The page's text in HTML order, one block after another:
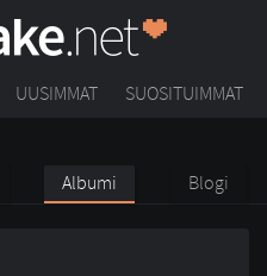
UUSIMMAT SUOSITUIMMAT
Albumi Blogi